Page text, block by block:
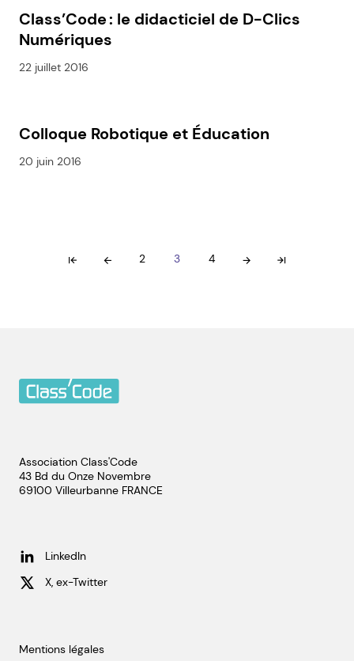
Class’Code : le didacticiel de D-Clics
Numériques
22 juillet 2016
Colloque Robotique et Éducation
20 juin 2016
2 3 4
Association Class'Code
43 Bd du Onze Novembre
69100 Villeurbanne FRANCE
LinkedIn
X, ex-Twitter
Mentions légales